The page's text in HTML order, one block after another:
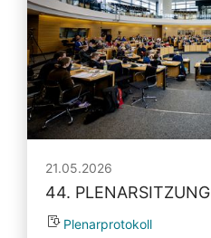
21.05.2026
44. PLENARSITZUNG
Plenarprotokoll